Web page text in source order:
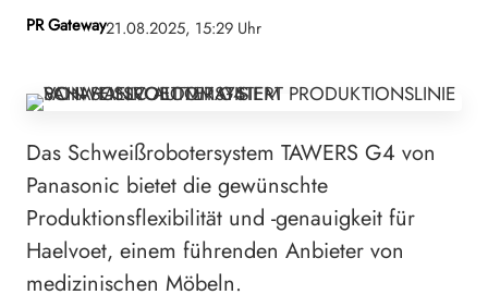
PR Gateway21.08.2025, 15:29 Uhr
Das Schweißrobotersystem TAWERS G4 von
Panasonic bietet die gewünschte
Produktionsflexibilität und -genauigkeit für
Haelvoet, einem führenden Anbieter von
medizinischen Möbeln.